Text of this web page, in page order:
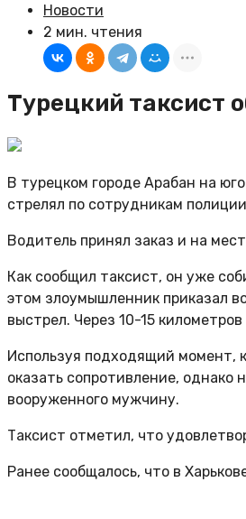
Новости
2 мин. чтения
Турецкий таксист
В турецком городе Арабан на
стрелял по сотрудникам
Водитель принял заказ и на
Как сообщил таксист, он уже
этом злоумышленник приказал
выстрел. Через 10-15
Используя подходящий момент,
оказать сопротивление,
вооруженного мужчину.
Таксист отметил, что
Ранее сообщалось, что в